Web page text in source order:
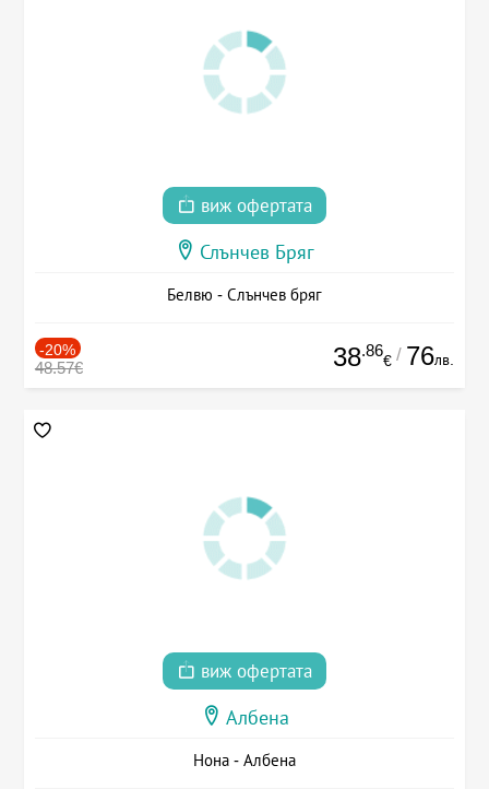
виж офертата
Слънчев Бряг
Белвю - Слънчев бряг
-20%
48.57€ 38.86
€ / 76лв.
виж офертата
Албена
Нона - Албена